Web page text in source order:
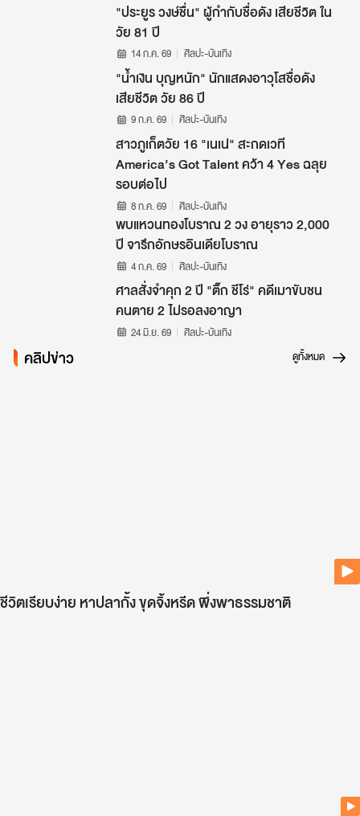
"ประยูร วงษ์ชื่น" ผู้กำกับชื่อดัง เสียชีวิต ใน
วัย 81 ปี
14 ก.ค. 69 ศิลปะ-บันเทิง
"น้ำเงิน บุญหนัก" นักแสดงอาวุโสชื่อดัง
เสียชีวิต วัย 86 ปี
9 ก.ค. 69 ศิลปะ-บันเทิง
สาวภูเก็ตวัย 16 "เนเน่" สะกดเวที
America’s Got Talent คว้า 4 Yes ฉลุย
รอบต่อไป
8 ก.ค. 69 ศิลปะ-บันเทิง
พบแหวนทองโบราณ 2 วง อายุราว 2,000
ปี จารึกอักษรอินเดียโบราณ
4 ก.ค. 69 ศิลปะ-บันเทิง
ศาลสั่งจำคุก 2 ปี "ติ๊ก ชีโร่" คดีเมาขับชน
คนตาย 2 ไม่รอลงอาญา
24 มิ.ย. 69 ศิลปะ-บันเทิง
คลิปข่าว ดูทั้งหมด
ชีวิตเรียบง่าย หาปลากั้ง ขุดจิ้งหรีด พึ่งพาธรรมชาติ